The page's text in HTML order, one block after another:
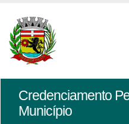
Credenciamento
Município